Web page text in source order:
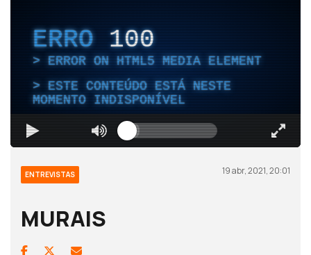
ERRO 100
ERROR ON HTML5 MEDIA ELEMENT
ESTE CONTEÚDO ESTÁ NESTE
MOMENTO INDISPONÍVEL
ENTREVISTAS 19 abr, 2021, 20:01
MURAIS